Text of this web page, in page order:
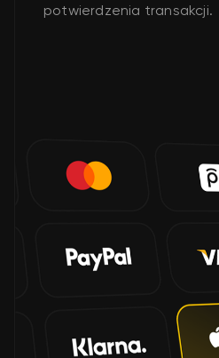
potwierdzenia transakcji.